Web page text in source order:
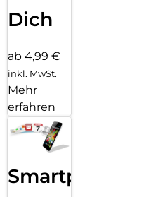
Dich
ab 4,99 €
inkl. MwSt.
Mehr
erfahren
Smartphone